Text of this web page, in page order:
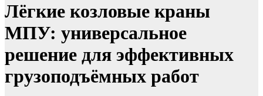
Лёгкие козловые краны
МПУ: универсальное
решение для эффективных
грузоподъёмных работ